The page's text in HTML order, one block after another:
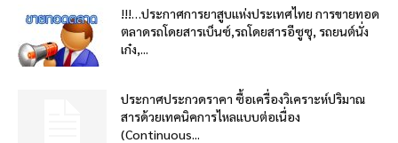
!!!…ประกาศการยาสูบแห่งประเทศไทย การขายทอด
ตลาดรถโดยสารเบ็นซ์,รถโดยสารอีซูซุ, รถยนต์นั่ง
เก๋ง,...
ประกาศประกวดราคา ซื้อเครื่องวิเคราะห์ปริมาณ
สารด้วยเทคนิคการไหลแบบต่อเนื่อง
(Continuous...